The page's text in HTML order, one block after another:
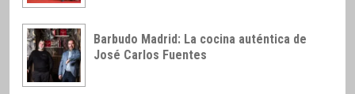
Barbudo Madrid: La cocina auténtica de
José Carlos Fuentes